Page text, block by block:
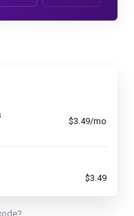
$3.49/mo
$3.49